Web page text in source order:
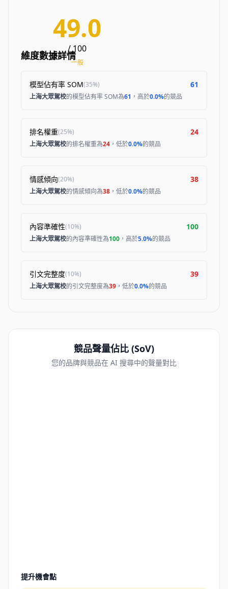
49.0
/ 100
一般
維度數據詳情
模型佔有率 SOM(35%) 61
上海大眾駕校的模型佔有率 SOM為61 ，高於0.0%的競品
排名權重(25%) 24
上海大眾駕校的排名權重為24 ，低於0.0%的競品
情感傾向(20%) 38
上海大眾駕校的情感傾向為38 ，低於0.0%的競品
內容準確性(10%) 100
上海大眾駕校的內容準確性為100 ，高於5.0%的競品
引文完整度(10%) 39
上海大眾駕校的引文完整度為39 ，低於0.0%的競品
競品聲量佔比 (SoV)
您的品牌與競品在 AI 搜尋中的聲量對比
提升機會點